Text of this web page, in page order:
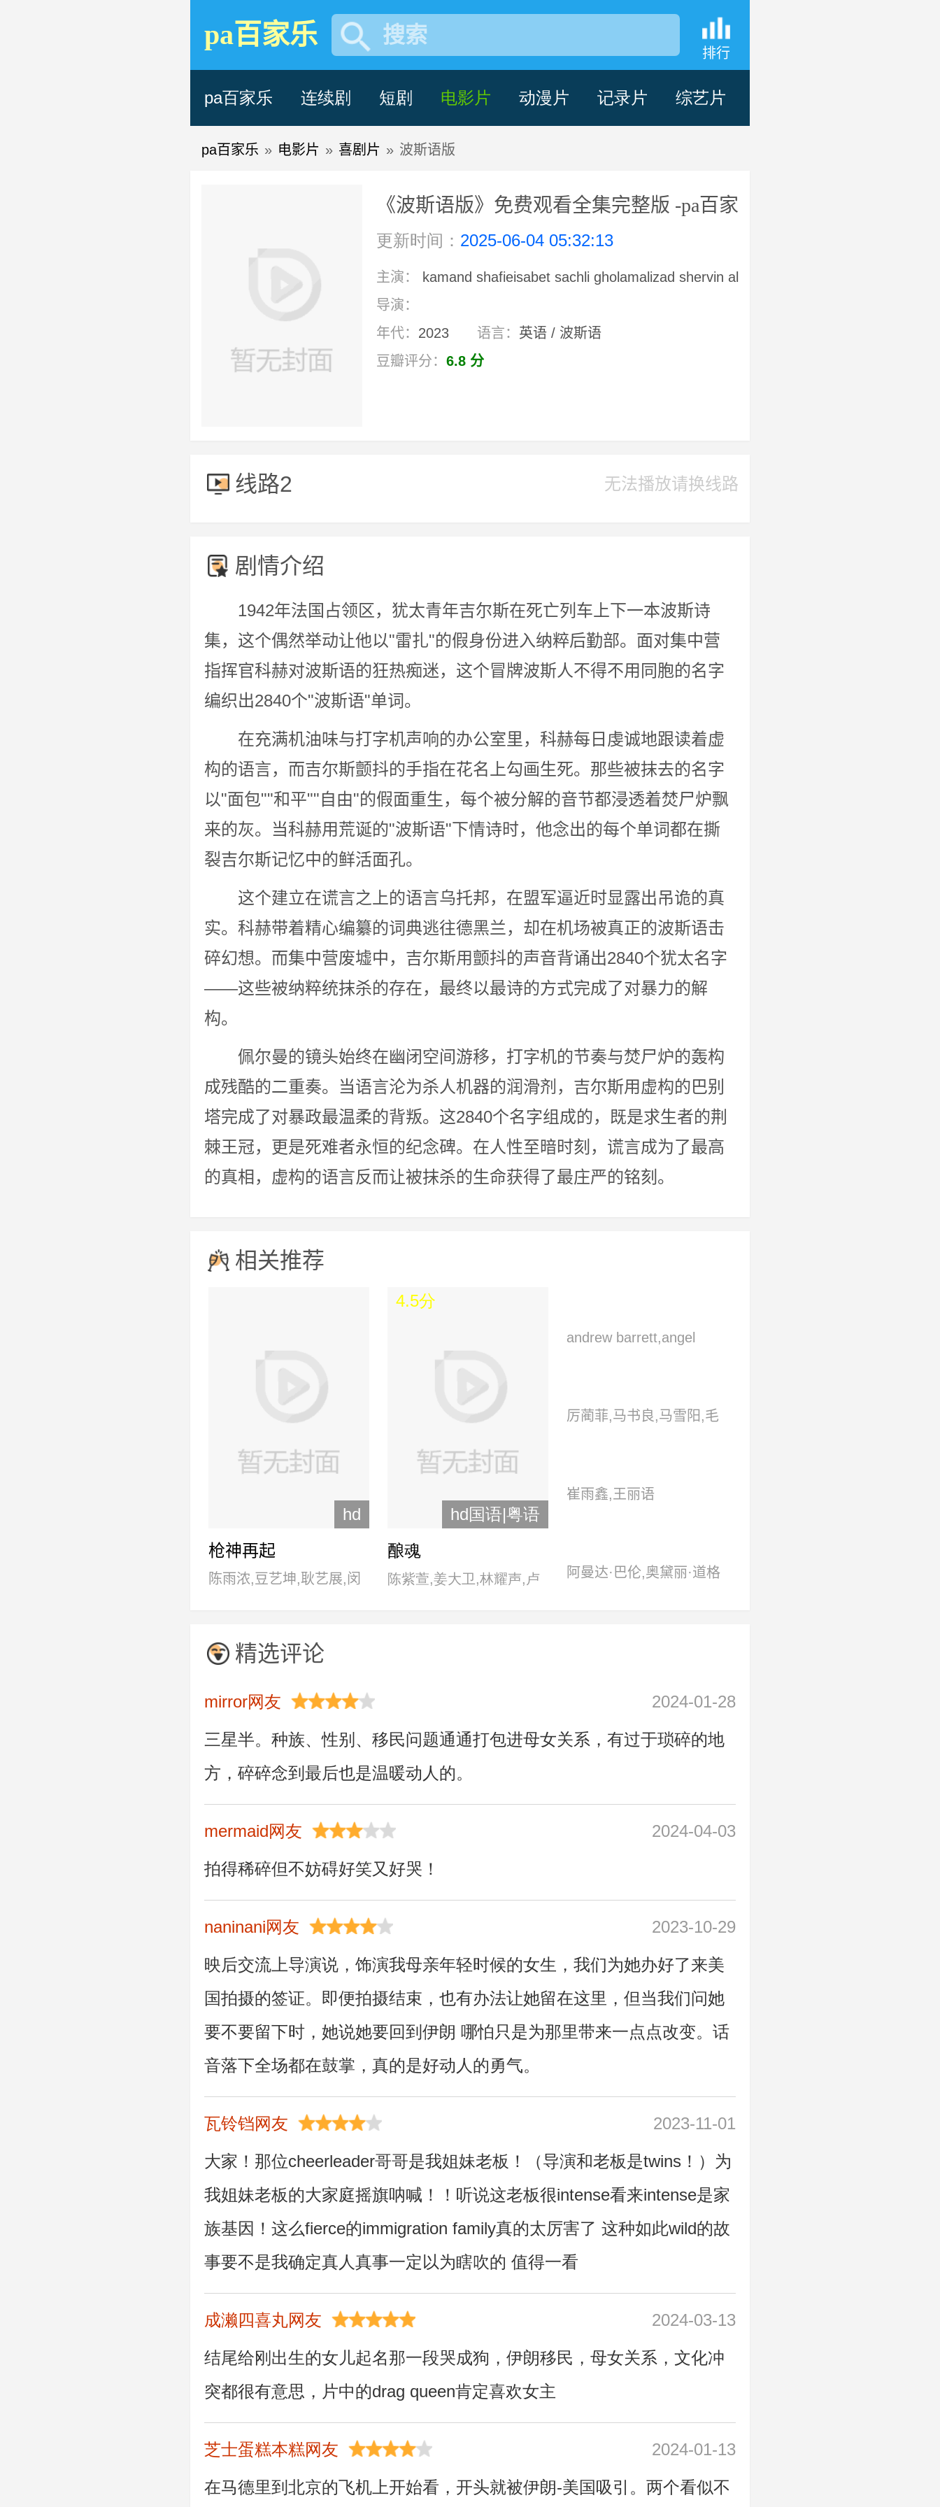
pa百家乐 搜索
排行
pa百家乐 连续剧 短剧 电影片 动漫片 记录片 综艺片
pa百家乐 » 电影片 » 喜剧片 » 波斯语版
《波斯语版》免费观看全集完整版 -pa百家乐
更新时间： 2025-06-04 05:32:13
主演：
kamand shafieisabet sachli gholamalizad shervin alenabi
导演：
年代： 2023 语言： 英语 / 波斯语
豆瓣评分：6.8 分
线路2 无法播放请换线路
剧情介绍
1942年法国占领区，犹太青年吉尔斯在死亡列车上下一本波斯诗
集，这个偶然举动让他以"雷扎"的假身份进入纳粹后勤部。面对集中营
指挥官科赫对波斯语的狂热痴迷，这个冒牌波斯人不得不用同胞的名字
编织出2840个"波斯语"单词。
在充满机油味与打字机声响的办公室里，科赫每日虔诚地跟读着虚
构的语言，而吉尔斯颤抖的手指在花名上勾画生死。那些被抹去的名字
以"面包""和平""自由"的假面重生，每个被分解的音节都浸透着焚尸炉飘
来的灰。当科赫用荒诞的"波斯语"下情诗时，他念出的每个单词都在撕
裂吉尔斯记忆中的鲜活面孔。
这个建立在谎言之上的语言乌托邦，在盟军逼近时显露出吊诡的真
实。科赫带着精心编纂的词典逃往德黑兰，却在机场被真正的波斯语击
碎幻想。而集中营废墟中，吉尔斯用颤抖的声音背诵出2840个犹太名字
——这些被纳粹统抹杀的存在，最终以最诗的方式完成了对暴力的解
构。
佩尔曼的镜头始终在幽闭空间游移，打字机的节奏与焚尸炉的轰构
成残酷的二重奏。当语言沦为杀人机器的润滑剂，吉尔斯用虚构的巴别
塔完成了对暴政最温柔的背叛。这2840个名字组成的，既是求生者的荆
棘王冠，更是死难者永恒的纪念碑。在人性至暗时刻，谎言成为了最高
的真相，虚构的语言反而让被抹杀的生命获得了最庄严的铭刻。
相关推荐
hd
枪神再起
陈雨浓,豆艺坤,耿艺展,闵
hd国语|粤语
4.5分
酿魂
陈紫萱,姜大卫,林耀声,卢
andrew barrett,angel
mahira,farandika,gabriela
jamil,shatora narajan,zee
厉蔺菲,马书良,马雪阳,毛
红霞
崔雨鑫,王丽语
阿曼达·巴伦,奥黛丽·道格
娜塔莉·瑞德,萨姆·麦克威
廉姆斯,泰勒·班克斯,泰勒·
精选评论
mirror网友
2024-01-28
三星半。种族、性别、移民问题通通打包进母女关系，有过于琐碎的地
方，碎碎念到最后也是温暖动人的。
mermaid网友
2024-04-03
拍得稀碎但不妨碍好笑又好哭！
naninani网友
2023-10-29
映后交流上导演说，饰演我母亲年轻时候的女生，我们为她办好了来美
国拍摄的签证。即便拍摄结束，也有办法让她留在这里，但当我们问她
要不要留下时，她说她要回到伊朗 哪怕只是为那里带来一点点改变。话
音落下全场都在鼓掌，真的是好动人的勇气。
瓦铃铛网友
2023-11-01
大家！那位cheerleader哥哥是我姐妹老板！（导演和老板是twins！）为
我姐妹老板的大家庭摇旗呐喊！！听说这老板很intense看来intense是家
族基因！这么fierce的immigration family真的太厉害了 这种如此wild的故
事要不是我确定真人真事一定以为瞎吹的 值得一看
成濑四喜丸网友
2024-03-13
结尾给刚出生的女儿起名那一段哭成狗，伊朗移民，母女关系，文化冲
突都很有意思，片中的drag queen肯定喜欢女主
芝士蛋糕本糕网友
2024-01-13
在马德里到北京的飞机上开始看，开头就被伊朗-美国吸引。两个看似不